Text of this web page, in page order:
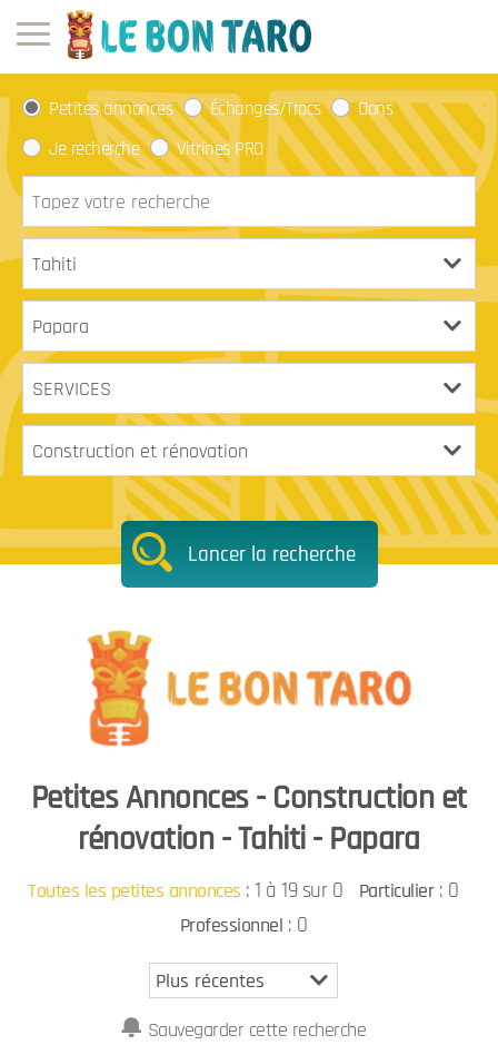
Petites annonces Échanges/Trocs
Dons
Je recherche
Vitrines PRO
Lancer la recherche
Petites Annonces - Construction et
rénovation - Tahiti - Papara
Toutes les petites annonces :1 à 19 sur 0 Particulier: 0
Professionnel : 0
Sauvegarder cette recherche